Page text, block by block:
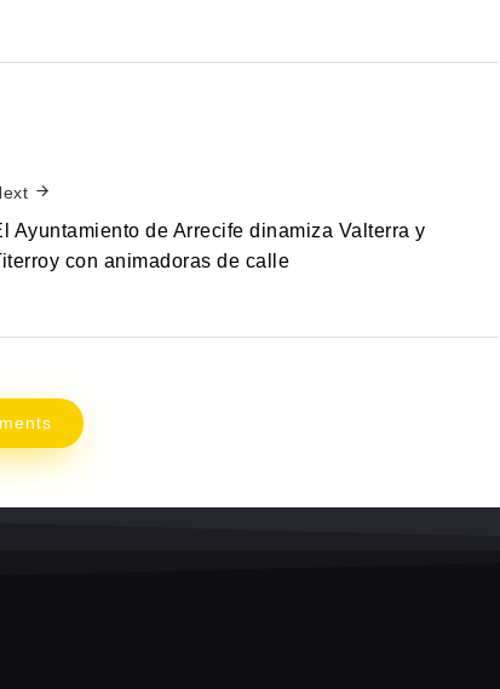
Ayuntamiento de Arrecife dinamiza Valterra y
con animadoras de calle